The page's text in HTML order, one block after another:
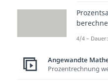
Stell dir
€. Er
4/4 –
Angewandte
Prozentrechnung